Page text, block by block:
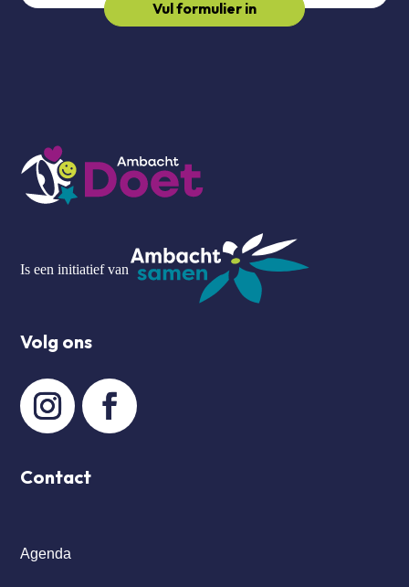
Vul formulier in
Is een initiatief van
Volg ons
Contact
Agenda